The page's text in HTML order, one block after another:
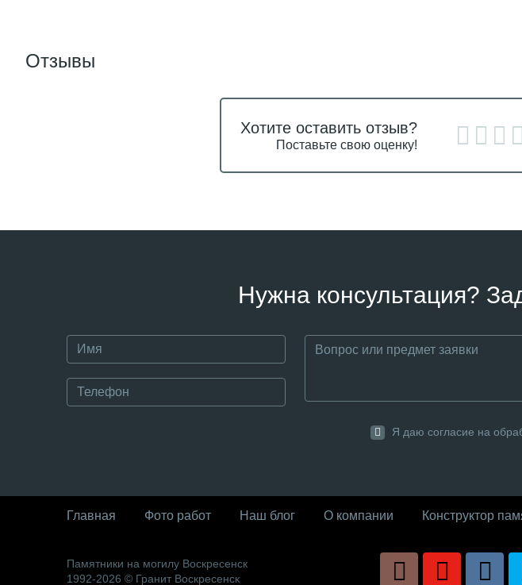
Отзывы
Хотите оставить отзыв?
Поставьте свою оценку!
Нужна консультация?
Я даю согласие на
Главная Фото работ Наш блог О компании Конструктор
Памятники на могилу Воскресенск
1992-2026 © Гранит Воскресенск